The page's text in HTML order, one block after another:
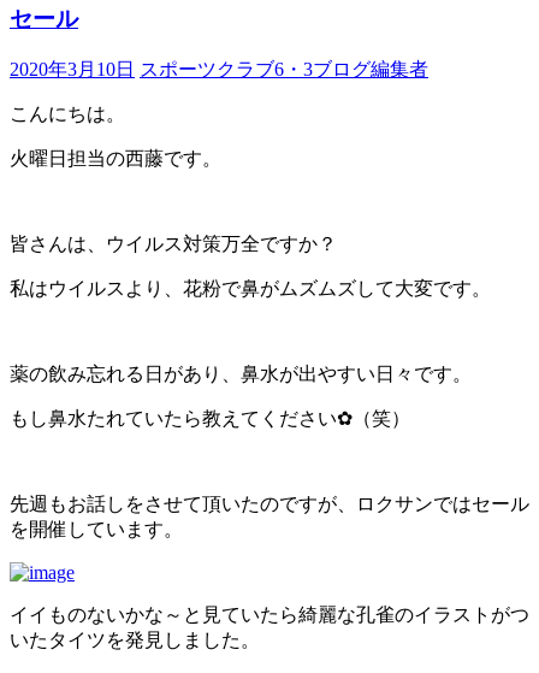
セール
2020年3月10日 スポーツクラブ6・3ブログ編集者
こんにちは。
火曜日担当の西藤です。
皆さんは、ウイルス対策万全ですか？
私はウイルスより、花粉で鼻がムズムズして大変です。
薬の飲み忘れる日があり、鼻水が出やすい日々です。
もし鼻水たれていたら教えてください✿（笑）
先週もお話しをさせて頂いたのですが、ロクサンではセール
を開催しています。
イイものないかな～と見ていたら綺麗な孔雀のイラストがつ
いたタイツを発見しました。